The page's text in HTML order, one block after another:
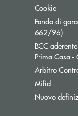
Cookie
Fondo di
662/96)
BCC
Prima Casa -
Arbitro
Mifid
Nuovo